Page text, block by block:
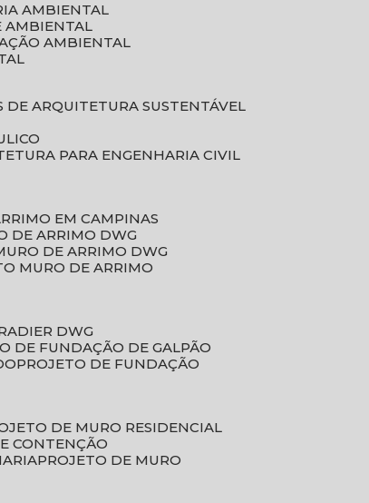
AMBIENTAL
AMBIENTAL
AMBIENTAL
DE ARQUITETURA SUSTENTÁVEL
PARA ENGENHARIA CIVIL
EM CAMPINAS
DE ARRIMO DWG
DE ARRIMO DWG
MURO DE ARRIMO
DWG
DE FUNDAÇÃO DE GALPÃO
PROJETO DE FUNDAÇÃO
DE MURO RESIDENCIAL
CONTENÇÃO
PROJETO DE MURO